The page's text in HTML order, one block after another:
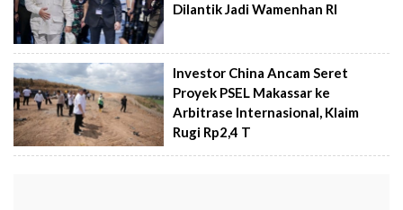
Dilantik Jadi Wamenhan RI
Investor China Ancam Seret
Proyek PSEL Makassar ke
Arbitrase Internasional, Klaim
Rugi Rp2,4 T